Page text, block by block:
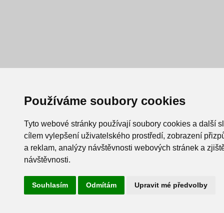
Používáme soubory cookies
Tyto webové stránky používají soubory cookies a další
cílem vylepšení uživatelského prostředí, zobrazení
a reklam, analýzy návštěvnosti webových stránek a
návštěvnosti.
Souhlasím Odmítám Upravit mé předvolby